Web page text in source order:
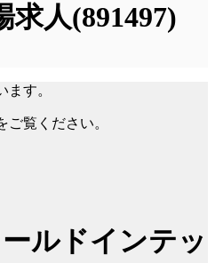
求人(891497)
す。
覧ください。
ルドインテッ